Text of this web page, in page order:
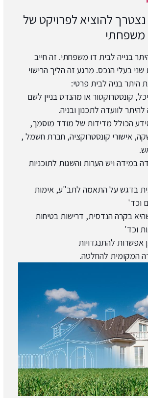
נצטרך להוציא לפרויקט של
משפחתי
בנייה לבית דו משפחתי. זה חייב
בעלי הנכס. מרגע זה הליך הרישוי
היתר בניה לבית פרטי:
קונסטרוקטור או מהנדס בניין לשם
לוועדה לתכנון ובניה.
הכולל מדידות של מודד מוסמך,
אישורי קונסטרוקציה, חברת חשמל ,
במידה ויש הערות והשגות לתוכניות
בדגש על התאמה לתב"ע, אימות
וכד'
בקרה הנדסית, דרישות בטיחות
וכד'
אפשרות להתנגדויות
המקומית להחלטה.